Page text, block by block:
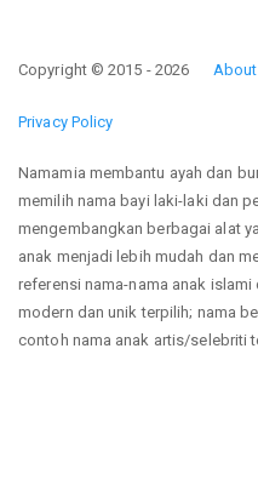
Copyright © 2015 - 2026 About
Privacy Policy
Namamia membantu ayah dan
memilih nama bayi laki-laki dan
mengembangkan berbagai alat
anak menjadi lebih mudah dan
referensi nama-nama anak
modern dan unik terpilih; nama
contoh nama anak artis/selebriti